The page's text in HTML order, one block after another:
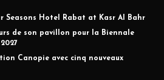
Seasons Hotel Rabat at Kasr Al Bahr
de son pavillon pour la Biennale
Canopie avec cinq nouveaux